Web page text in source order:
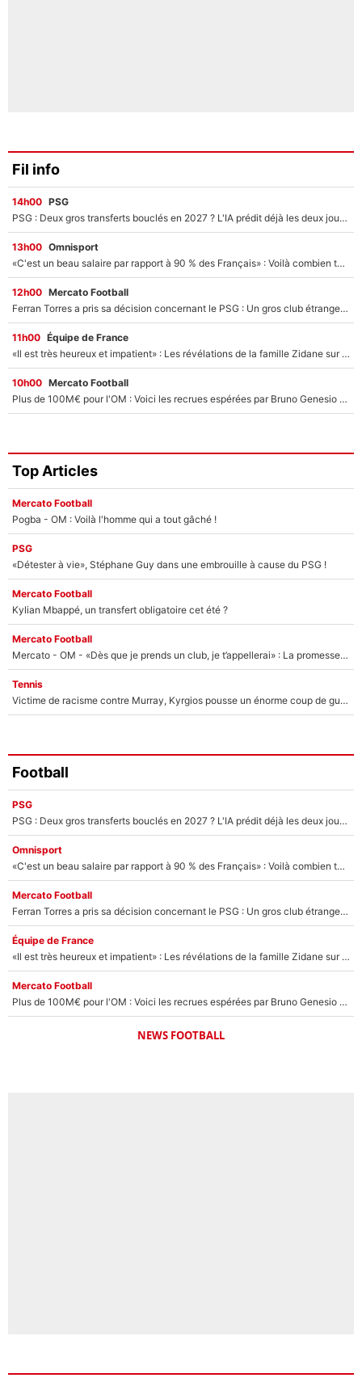
Fil info
14h00 PSG
PSG : Deux gros transferts bouclés en 2027 ? L'IA prédit déjà les deux joueurs qui pourraient rejoindre Luis Enrique !
13h00 Omnisport
«C'est un beau salaire par rapport à 90 % des Français» : Voilà combien touchait Nelson Monfort sur France Télévisions avant de rejoindre CNews
12h00 Mercato Football
Ferran Torres a pris sa décision concernant le PSG : Un gros club étranger prêt à relancer le feuilleton pour la signature du champion du monde 2026 !
11h00 Équipe de France
«Il est très heureux et impatient» : Les révélations de la famille Zidane sur sa prise de pouvoir en équipe de France !
10h00 Mercato Football
Plus de 100M€ pour l'OM : Voici les recrues espérées par Bruno Genesio et Grégory Lorenzi après l’opération dégraissage
Top Articles
Mercato Football
Pogba - OM : Voilà l'homme qui a tout gâché !
PSG
«Détester à vie», Stéphane Guy dans une embrouille à cause du PSG !
Mercato Football
Kylian Mbappé, un transfert obligatoire cet été ?
Mercato Football
Mercato - OM - «Dès que je prends un club, je t’appellerai» : La promesse de Marcelino au moment de claquer la porte
Tennis
Victime de racisme contre Murray, Kyrgios pousse un énorme coup de gueule !
Football
PSG
PSG : Deux gros transferts bouclés en 2027 ? L'IA prédit déjà les deux joueurs qui pourraient rejoindre Luis Enrique !
Omnisport
«C'est un beau salaire par rapport à 90 % des Français» : Voilà combien touchait Nelson Monfort sur France Télévisions avant de rejoindre CNews
Mercato Football
Ferran Torres a pris sa décision concernant le PSG : Un gros club étranger prêt à relancer le feuilleton pour la signature du champion du monde 2026 !
Équipe de France
«Il est très heureux et impatient» : Les révélations de la famille Zidane sur sa prise de pouvoir en équipe de France !
Mercato Football
Plus de 100M€ pour l'OM : Voici les recrues espérées par Bruno Genesio et Grégory Lorenzi après l’opération dégraissage
NEWS FOOTBALL